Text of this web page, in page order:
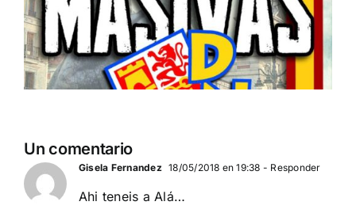
Un comentario
Gisela Fernandez 18/05/2018 en 19:38 - Responder
Ahi teneis a Alá…